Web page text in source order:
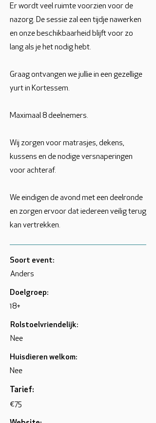
Er wordt veel ruimte voorzien voor de
nazorg. De sessie zal een tijdje nawerken
en onze beschikbaarheid blijft voor zo
lang als je het nodig hebt.
Graag ontvangen we jullie in een gezellige
yurt in Kortessem.
Maximaal 8 deelnemers.
Wij zorgen voor matrasjes, dekens,
kussens en de nodige versnaperingen
voor achteraf.
We eindigen de avond met een deelronde
en zorgen ervoor dat iedereen veilig terug
kan vertrekken.
Soort event:
Anders
Doelgroep:
18+
Rolstoelvriendelijk:
Nee
Huisdieren welkom:
Nee
Tarief:
€75